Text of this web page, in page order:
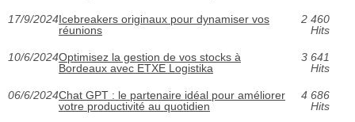
17/9/2024Icebreakers originaux pour dynamiser vos
réunions
2 460
Hits
10/6/2024Optimisez la gestion de vos stocks à
Bordeaux avec ETXE Logistika
3 641
Hits
06/6/2024Chat GPT : le partenaire idéal pour améliorer
votre productivité au quotidien
4 686
Hits